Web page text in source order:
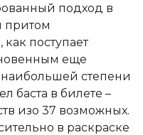
подход в
притом
поступает
еще
степени
баста в билете –
изо 37 возможных.
в раскраске